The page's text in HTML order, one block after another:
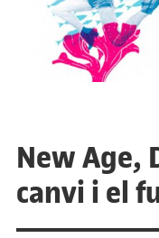
New Age,
canvi i el